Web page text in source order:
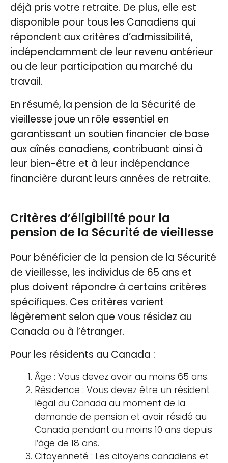
déjà pris votre retraite. De plus, elle est
disponible pour tous les Canadiens qui
répondent aux critères d’admissibilité,
indépendamment de leur revenu antérieur
ou de leur participation au marché du
travail.
En résumé, la pension de la Sécurité de
vieillesse joue un rôle essentiel en
garantissant un soutien financier de base
aux aînés canadiens, contribuant ainsi à
leur bien-être et à leur indépendance
financière durant leurs années de retraite.
Critères d’éligibilité pour la
pension de la Sécurité de vieillesse
Pour bénéficier de la pension de la Sécurité
de vieillesse, les individus de 65 ans et
plus doivent répondre à certains critères
spécifiques. Ces critères varient
légèrement selon que vous résidez au
Canada ou à l’étranger.
Pour les résidents au Canada :
Âge : Vous devez avoir au moins 65 ans.
Résidence : Vous devez être un résident
légal du Canada au moment de la
demande de pension et avoir résidé au
Canada pendant au moins 10 ans depuis
l’âge de 18 ans.
Citoyenneté : Les citoyens canadiens et